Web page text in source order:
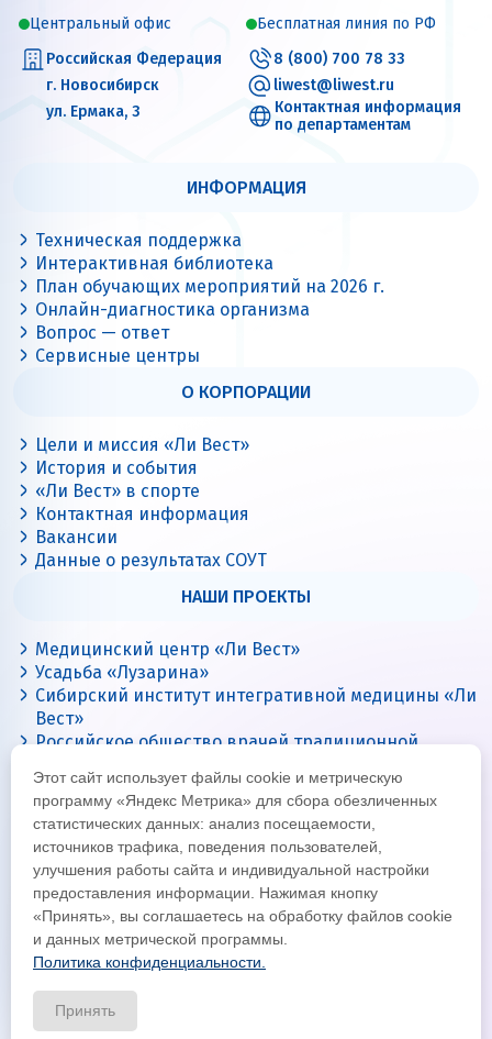
Центральный офис
Российская Федерация
г. Новосибирск
ул. Ермака, 3
Бесплатная линия по РФ
8 (800) 700 78 33
liwest@liwest.ru
Контактная информация
по департаментам
ИНФОРМАЦИЯ
Техническая поддержка
Интерактивная библиотека
План обучающих мероприятий на 2026 г.
Онлайн-диагностика организма
Вопрос — ответ
Сервисные центры
О КОРПОРАЦИИ
Цели и миссия «Ли Вест»
История и события
«Ли Вест» в спорте
Контактная информация
Вакансии
Данные о результатах СОУТ
НАШИ ПРОЕКТЫ
Медицинский центр «Ли Вест»
Усадьба «Лузарина»
Сибирский институт интегративной медицины «Ли
Вест»
Российское общество врачей традиционной
Цигун с Ли Вест
© Все права защищены 2026
Официальный интернет-сайт корпорации «Ли Вест»
Политика конфиденциальности и обработки данных
Этот сайт использует файлы cookie и метрическую
программу «Яндекс Метрика» для сбора обезличенных
статистических данных: анализ посещаемости,
источников трафика, поведения пользователей,
улучшения работы сайта и индивидуальной настройки
предоставления информации. Нажимая кнопку
«Принять», вы соглашаетесь на обработку файлов cookie
и данных метрической программы.
Политика конфиденциальности.
Принять